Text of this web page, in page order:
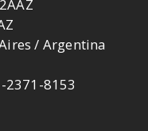
/ Argentina
2371-8153